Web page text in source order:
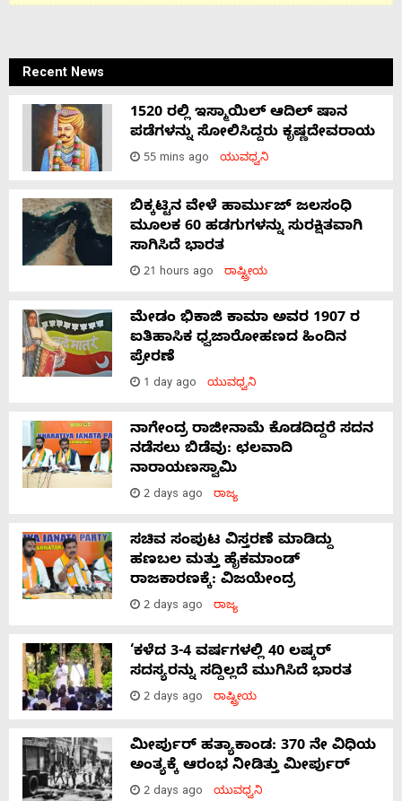
Recent News
1520 ರಲ್ಲಿ ಇಸ್ಮಾಯಿಲ್ ಆದಿಲ್ ಷಾನ
ಪಡೆಗಳನ್ನು ಸೋಲಿಸಿದ್ದರು ಕೃಷ್ಣದೇವರಾಯ
55 mins ago ಯುವಧ್ವನಿ
ಬಿಕ್ಕಟ್ಟಿನ ವೇಳೆ ಹಾರ್ಮುಜ್ ಜಲಸಂಧಿ
ಮೂಲಕ 60 ಹಡಗುಗಳನ್ನು ಸುರಕ್ಷಿತವಾಗಿ
ಸಾಗಿಸಿದೆ ಭಾರತ
21 hours ago ರಾಷ್ಟ್ರೀಯ
ಮೇಡಂ ಭಿಕಾಜಿ ಕಾಮಾ ಅವರ 1907 ರ
ಐತಿಹಾಸಿಕ ಧ್ವಜಾರೋಹಣದ ಹಿಂದಿನ
ಪ್ರೇರಣೆ
1 day ago ಯುವಧ್ವನಿ
ನಾಗೇಂದ್ರ ರಾಜೀನಾಮೆ ಕೊಡದಿದ್ದರೆ ಸದನ
ನಡೆಸಲು ಬಿಡೆವು: ಛಲವಾದಿ
ನಾರಾಯಣಸ್ವಾಮಿ
2 days ago ರಾಜ್ಯ
ಸಚಿವ ಸಂಪುಟ ವಿಸ್ತರಣೆ ಮಾಡಿದ್ದು
ಹಣಬಲ ಮತ್ತು ಹೈಕಮಾಂಡ್
ರಾಜಕಾರಣಕ್ಕೆ: ವಿಜಯೇಂದ್ರ
2 days ago ರಾಜ್ಯ
‘ಕಳೆದ 3-4 ವರ್ಷಗಳಲ್ಲಿ 40 ಲಷ್ಕರ್
ಸದಸ್ಯರನ್ನು ಸದ್ದಿಲ್ಲದೆ ಮುಗಿಸಿದೆ ಭಾರತ
2 days ago ರಾಷ್ಟ್ರೀಯ
ಮೀರ್ಪುರ್ ಹತ್ಯಾಕಾಂಡ: 370 ನೇ ವಿಧಿಯ
ಅಂತ್ಯಕ್ಕೆ ಆರಂಭ ನೀಡಿತ್ತು ಮೀರ್ಪುರ್
2 days ago ಯುವಧ್ವನಿ